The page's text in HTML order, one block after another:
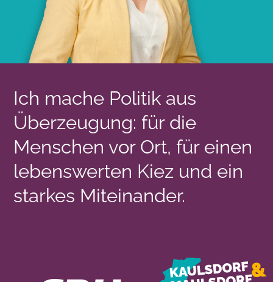
Ich mache Politik aus
Überzeugung: für die
Menschen vor Ort, für einen
lebenswerten Kiez und ein
starkes Miteinander.